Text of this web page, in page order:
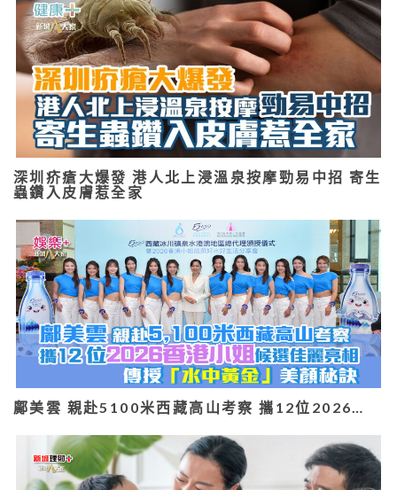
深圳疥瘡大爆發 港人北上浸溫泉按摩勁易中招 寄生
蟲鑽入皮膚惹全家
鄺美雲 親赴5100米西藏高山考察 攜12位2026…